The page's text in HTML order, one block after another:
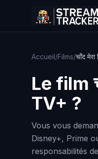
Accueil/Films/चाँद मेरा
Le film
TV+ ?
Vous vous
Disney+, Prime
responsabilités